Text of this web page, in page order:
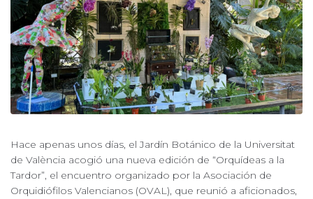
Hace apenas unos días, el Jardín Botánico de la Universitat
de València acogió una nueva edición de “Orquídeas a la
Tardor”, el encuentro organizado por la Asociación de
Orquidiófilos Valencianos (OVAL), que reunió a aficionados,